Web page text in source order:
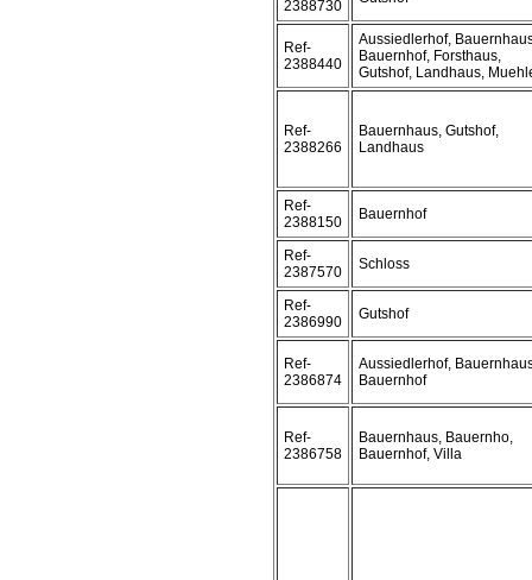
2388730
Ref-
2388440
Aussiedlerhof,
Bauernhof, Forsthaus,
Gutshof, Landhaus,
Ref-
2388266
Bauernhaus, Gutshof,
Landhaus
Ref-
2388150
Bauernhof
Ref-
2387570
Schloss
Ref-
2386990
Gutshof
Ref-
2386874
Aussiedlerhof,
Bauernhof
Ref-
2386758
Bauernhaus, Bauernho,
Bauernhof, Villa